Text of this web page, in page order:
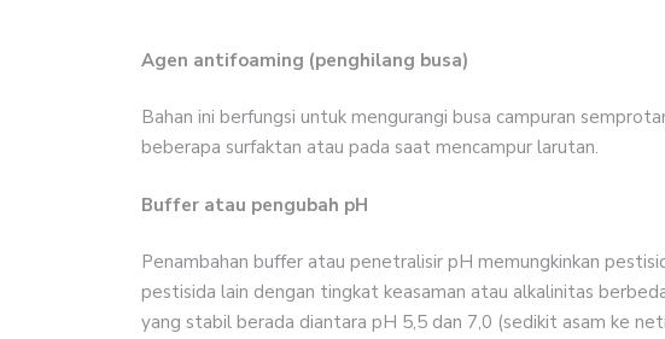
Agen antifoaming (penghilang busa)
Bahan ini berfungsi untuk mengurangi busa campuran
beberapa surfaktan atau pada saat mencampur larutan.
Buffer atau pengubah pH
Penambahan buffer atau penetralisir pH memungkinkan
pestisida lain dengan tingkat keasaman atau alkalinitas
yang stabil berada diantara pH 5,5 dan 7,0 (sedikit asam ke